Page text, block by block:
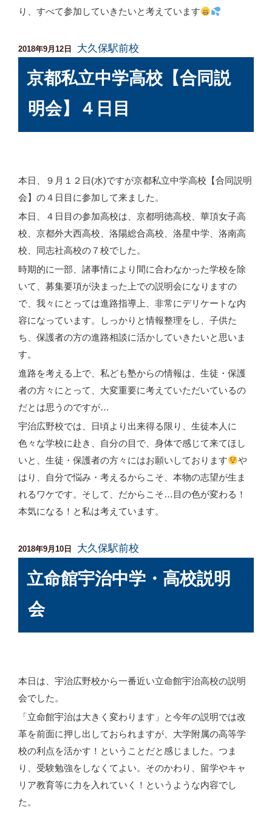
り、すべて参加していきたいと考えています
投
日:
2018年9月12日 大久保駅前校
京都私立中学高校【合同説
明会】４日目
本日、９月１２日(水)ですが京都私立中学高校【合同説明
会】の４日目に参加して来ました。
本日、４日目の参加高校は、京都明徳高校、華頂女子高
校、京都外大西高校、洛陽総合高校、洛星中学、洛南高
校、同志社高校の７校でした。
時期的に一部、諸事情により間に合わなかった学校を除
いて、募集要項が決まった上での説明会になりますの
で、我々にとっては進路指導上、非常にデリケートな内
容になっています。しっかりと情報整理をし、子供た
ち、保護者の方の進路相談に活かしていきたいと思いま
す。
進路を考える上で、私ども塾からの情報は、生徒・保護
者の方々にとって、大変重要に考えていただいているの
だとは思うのですが…
宇治広野校では、日頃より出来得る限り、生徒本人に
色々な学校に赴き、自分の目で、身体で感じて来てほし
いと、生徒・保護者の方々にはお願いしております
や
はり、自分で悩み・考えるからこそ、本物の志望が生ま
れるワケです。そして、だからこそ…目の色が変わる！
本気になる！と私は考えています。
投
日:
2018年9月10日 大久保駅前校
立命館宇治中学・高校説明
会
本日は、宇治広野校から一番近い立命館宇治高校の説明
会でした。
「立命館宇治は大きく変わります」と今年の説明では改
革を前面に押し出しておられますが、大学附属の高等学
校の利点を活かす！ということだと感じました。つま
り、受験勉強をしなくてよい。そのかわり、留学やキャ
リア教育等に力を入れていく！というような内容でし
た。